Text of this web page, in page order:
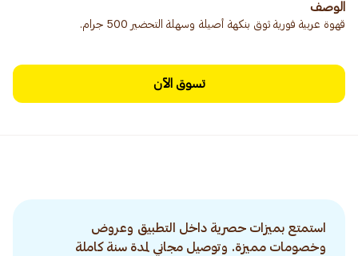
الوصف
قهوة عربية فورية ثوق بنكهة أصيلة وسهلة التحضير 500 جرام.
تسوق الآن
استمتع بميزات حصرية داخل التطبيق وعروض
وخصومات مميزة. وتوصيل مجاني لمدة سنة كاملة